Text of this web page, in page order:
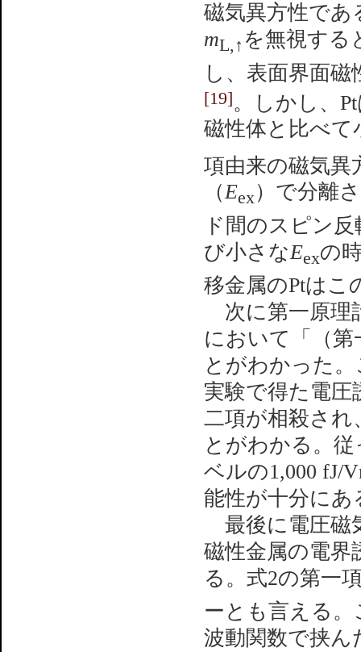
磁気異方性で
mL,↑ を無視する
し、表面界面
[19] 。しかし、
磁性体と比べて
項由来の磁気異
（Eex）で分離
ド間のスピン
び小さなEexの
移金属のPtはこ
次に第一原理
において「（第
とがわかった
実験で得た電圧
二項が相殺され
とがわかる。
ベルの1,000 fJ/
能性が十分に
最後に電圧磁
磁性金属の電界
る。式2の第一
ーとも言える。
波動関数で挟